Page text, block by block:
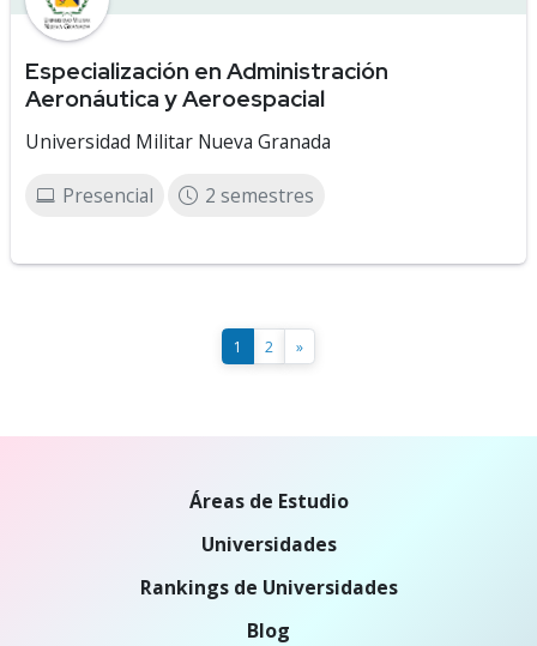
Especialización en Administración
Aeronáutica y Aeroespacial
Universidad Militar Nueva Granada
Presencial 2 semestres
1 2 »
Áreas de Estudio
Universidades
Rankings de Universidades
Blog